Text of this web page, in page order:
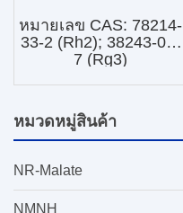
หมายเลข CAS: 78214-
33-2 (Rh2); 38243-03-
7 (Rg3)
หมวดหมู่สินค้า
NR-Malate
NMNH